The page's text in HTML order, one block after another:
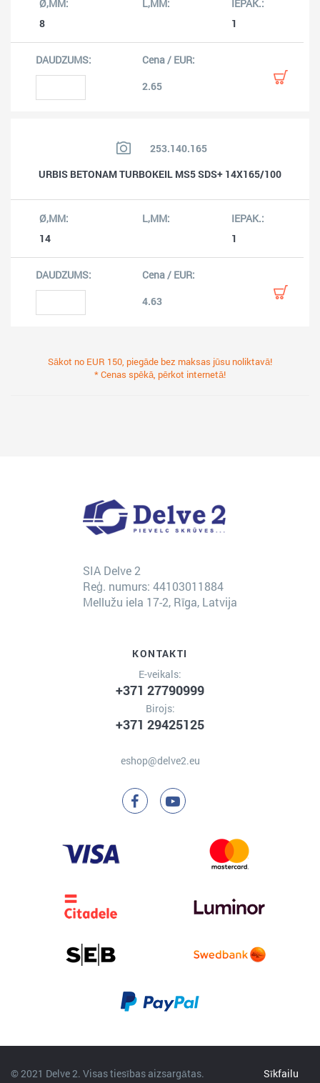
8 1
2.65
253.140.165
URBIS BETONAM TURBOKEIL MS5 SDS+ 14X165/100
14 1
4.63
Sākot no EUR 150, piegāde bez maksas jūsu noliktavā!
* Cenas spēkā, pērkot internetā!
SIA Delve 2
Reģ. numurs: 44103011884
Mellužu iela 17-2, Rīga, Latvija
KONTAKTI
E-veikals:
+371 27790999
Birojs:
+371 29425125
eshop@delve2.eu
© 2021 Delve 2. Visas tiesības aizsargātas. Sīkfailu